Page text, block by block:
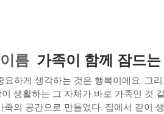
름 가족이 함께 잠드
요하게 생각하는 것은 행복이에요. 그
생활하는 그 자체가 바로 가족인 것
의 공간으로 만들었다. 집에서 같이